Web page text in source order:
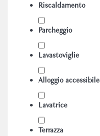
Riscaldamento
Parcheggio
Lavastoviglie
Alloggio accessibile
Lavatrice
Terrazza